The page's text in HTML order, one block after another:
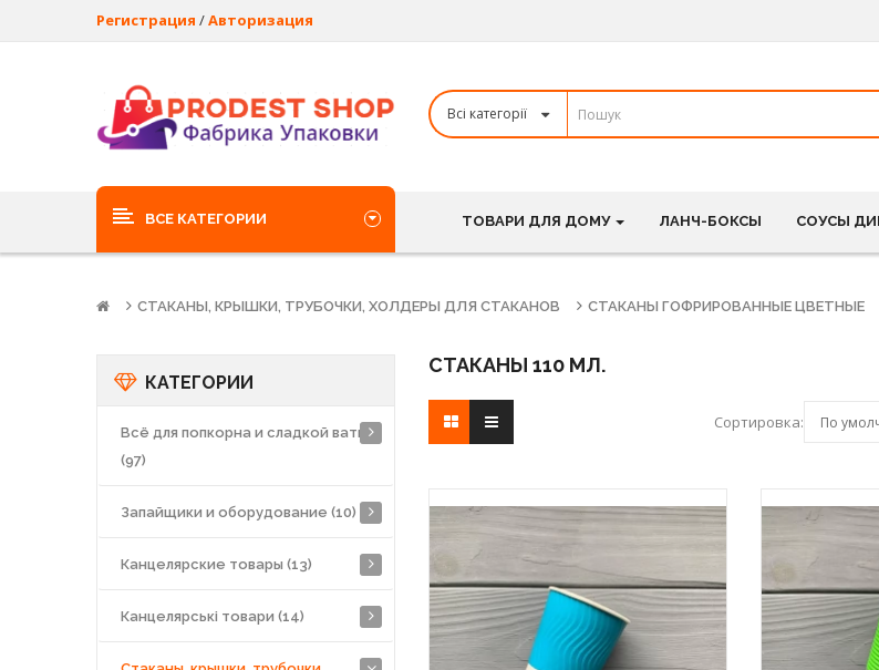
Регистрация /Авторизация
ВСЕ КАТЕГОРИИ ТОВАРИ ДЛЯ ДОМУ ЛАНЧ-БОКСЫ СОУСЫ
СТАКАНЫ, КРЫШКИ, ТРУБОЧКИ, ХОЛДЕРЫ ДЛЯ СТАКАНОВ СТАКАНЫ ГОФРИРОВАННЫЕ ЦВЕТНЫЕ
КАТЕГОРИИ
Всё для попкорна и сладкой ваты
(97)
Запайщики и оборудование (10)
Канцелярские товары (13)
Канцелярські товари (14)
СТАКАНЫ 110 МЛ.
Сортировка: